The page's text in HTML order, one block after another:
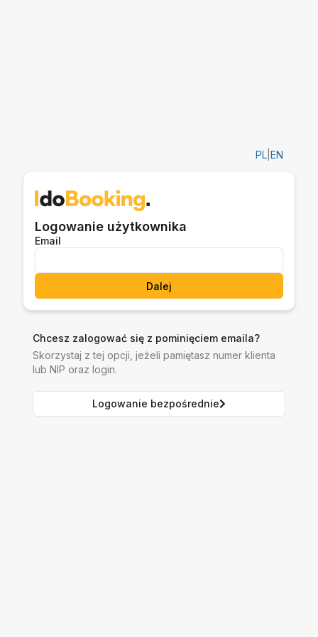
PL EN
Logowanie użytkownika
Email
Dalej
Chcesz zalogować się z pominięciem emaila?
Skorzystaj z tej opcji, jeżeli pamiętasz numer klienta
lub NIP oraz login.
Logowanie bezpośrednie